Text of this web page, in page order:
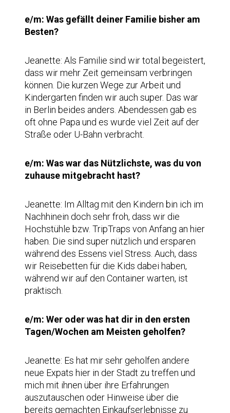
e/m: Was gefällt deiner Familie bisher am
Besten?
Jeanette: Als Familie sind wir total begeistert,
dass wir mehr Zeit gemeinsam verbringen
können. Die kurzen Wege zur Arbeit und
Kindergarten finden wir auch super. Das war
in Berlin beides anders. Abendessen gab es
oft ohne Papa und es wurde viel Zeit auf der
Straße oder U-Bahn verbracht.
e/m: Was war das Nützlichste, was du von
zuhause mitgebracht hast?
Jeanette: Im Alltag mit den Kindern bin ich im
Nachhinein doch sehr froh, dass wir die
Hochstühle bzw. TripTraps von Anfang an hier
haben. Die sind super nützlich und ersparen
während des Essens viel Stress. Auch, dass
wir Reisebetten für die Kids dabei haben,
während wir auf den Container warten, ist
praktisch.
e/m: Wer oder was hat dir in den ersten
Tagen/Wochen am Meisten geholfen?
Jeanette: Es hat mir sehr geholfen andere
neue Expats hier in der Stadt zu treffen und
mich mit ihnen über ihre Erfahrungen
auszutauschen oder Hinweise über die
bereits gemachten Einkaufserlebnisse zu